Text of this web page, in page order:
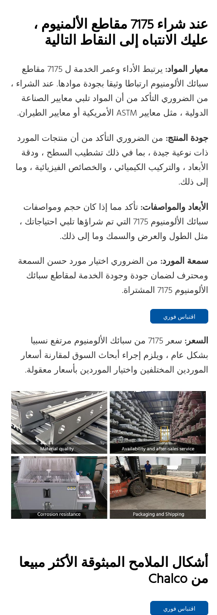
عند شراء 7175 مقاطع الألمنيوم ،
عليك الانتباه إلى النقاط التالية
معيار المواد:
يرتبط الأداء وعمر الخدمة ل 7175 مقاطع
سبائك الألومنيوم ارتباطا وثيقا بجودة موادها. عند الشراء ،
من الضروري التأكد من أن المواد تلبي معايير الصناعة
الدولية ، مثل معايير ASTM الأمريكية أو معايير الطيران.
جودة المنتج: من الضروري التأكد من أن منتجات المورد
ذات نوعية جيدة ، بما في ذلك تشطيب السطح ، ودقة
الأبعاد ، والتركيب الكيميائي ، والخصائص الفيزيائية ، وما
إلى ذلك.
الأبعاد والمواصفات: تأكد مما إذا كان حجم ومواصفات
سبائك الألومنيوم 7175 التي تم شراؤها تلبي احتياجاتك ،
مثل الطول والعرض والسمك وما إلى ذلك.
سمعة المورد: من الضروري اختيار مورد حسن السمعة
ومحترف لضمان جودة وجودة الخدمة لمقاطع سبائك
الألومنيوم 7175 المشتراة.
اقتباس فوري
السعر:
سعر 7175 من سبائك الألومنيوم مرتفع نسبيا
بشكل عام ، ويلزم إجراء أبحاث السوق لمقارنة أسعار
الموردين المختلفين واختيار الموردين بأسعار معقولة.
أشكال الملامح المبثوقة الأكثر مبيعا
من Chalco
اقتباس فوري